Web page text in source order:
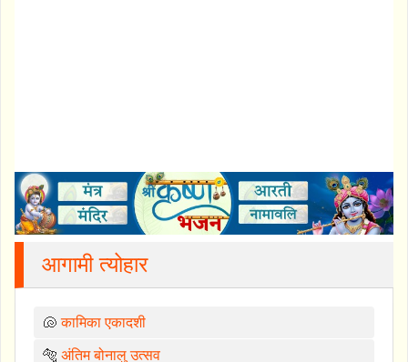
आगामी त्योहार
🐚कामिका एकादशी
🐅 अंतिम बोनालु उत्सव